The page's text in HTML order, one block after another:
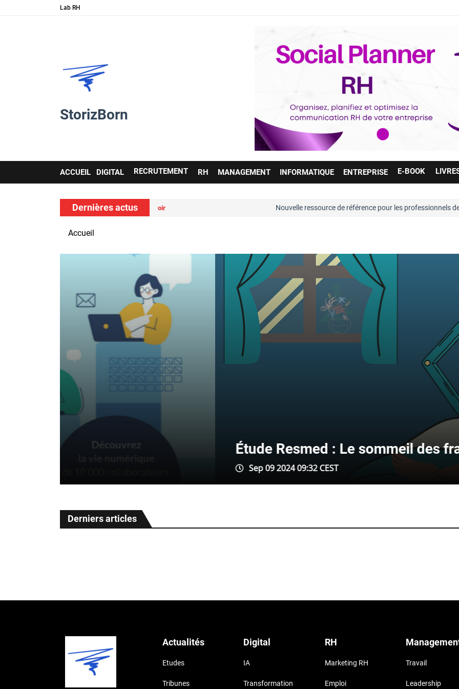
Lab RH
StorizBorn
Main
navigation
ACCUEIL DIGITAL RECRUTEMENT RH MANAGEMENT INFORMATIQUE ENTREPRISE E-BOOK
Dernières actus
l’IA et les soft skills…voir Nouvelle ressource de référence pour les professionnels des ressources
Accueil
Étude Resmed : Le sommeil des français
Sep 09 2024 09:32 CEST
Derniers articles
Actualités
Etudes
Tribunes
Digital
IA
Transformation
RH
Marketing RH
Emploi
Travail
Leadership